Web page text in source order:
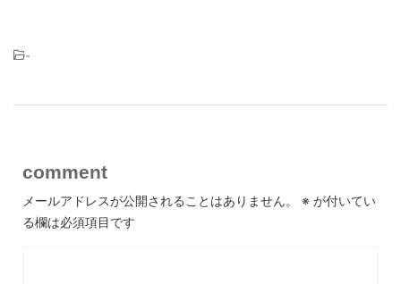
-
comment
メールアドレスが公開されることはありません。 ※ が付いてい
る欄は必須項目です